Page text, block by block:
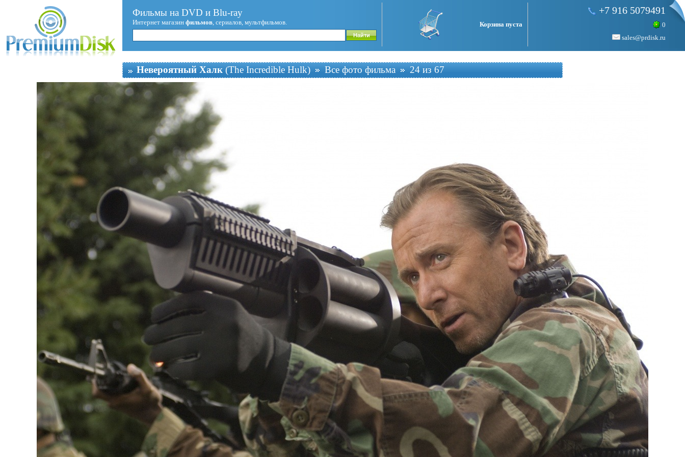
Фильмы на DVD и Blu-ray
Интернет магазин фильмов, сериалов, мультфильмов. Корзина пуста
+7 916 5079491
0
sales@prdisk.ru
Невероятный Халк (The Incredible Hulk) Все фото фильма 24 из 67